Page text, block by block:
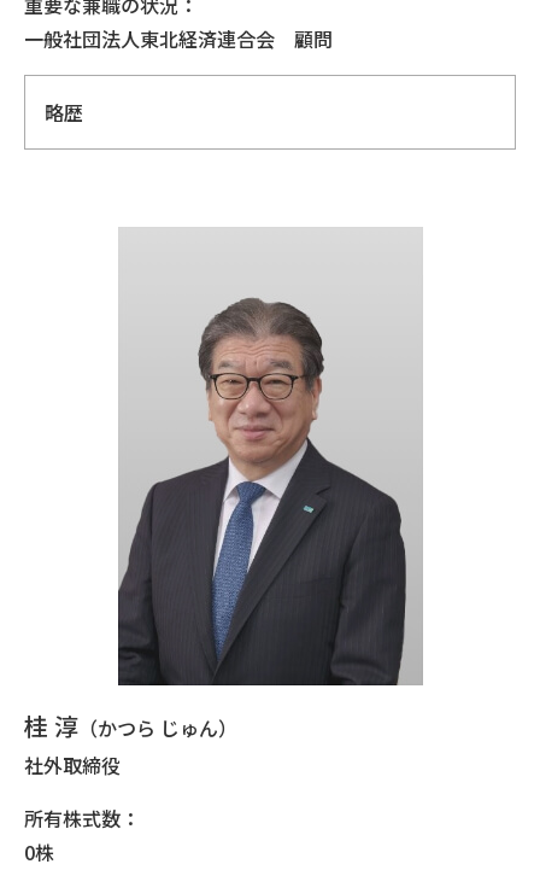
一般社団法人東北経済連合会 顧問
略歴
桂 淳 （かつら じゅん）
社外取締役
所有株式数：
0株